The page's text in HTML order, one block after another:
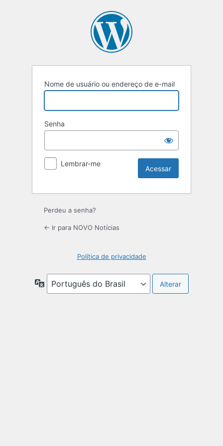
Nome de usuário ou endereço de e-mail
Senha
Lembrar-me
Perdeu a senha?
← Ir para NOVO Notícias
Política de privacidade
Idioma